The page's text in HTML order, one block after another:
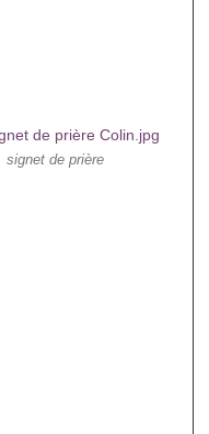
signet de prière